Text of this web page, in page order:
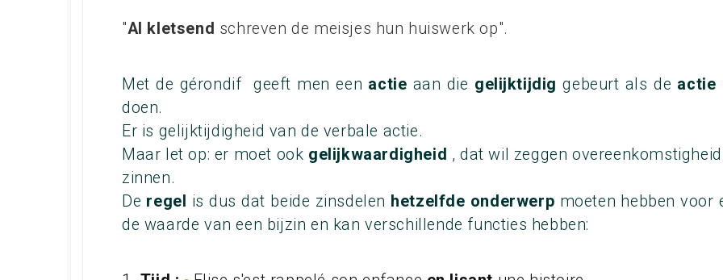
"Al kletsend schreven de meisjes hun huiswerk op".
Met de gérondif geeft men een actie aan die gelijktijdiggebeurt als de actie
doen.
Er is gelijktijdigheid van de verbale actie.
Maar let op: er moet ook gelijkwaardigheid , dat wil zeggen
zinnen.
De regel is dus dat beide zinsdelen hetzelfde onderwerp moeten hebben
de waarde van een bijzin en kan verschillende functies hebben: